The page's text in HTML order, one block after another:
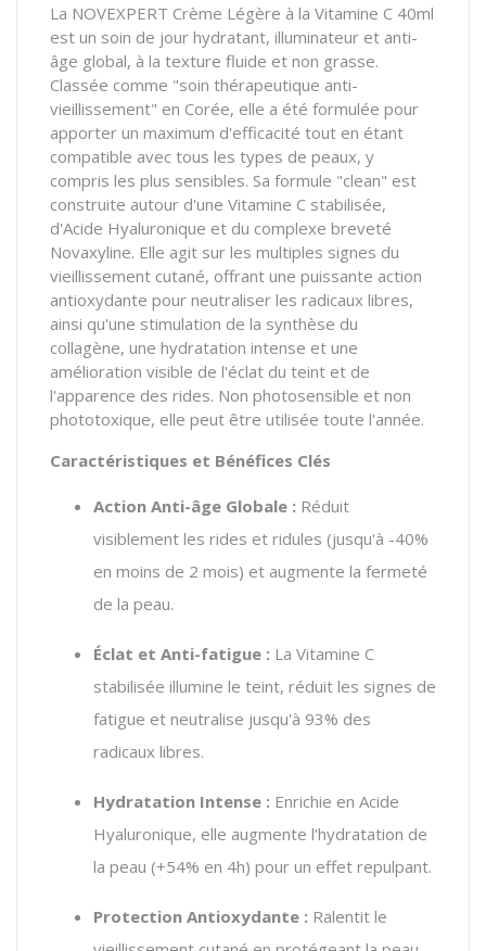
La NOVEXPERT Crème Légère à la Vitamine C 40ml
est un soin de jour hydratant, illuminateur et anti-
âge global, à la texture fluide et non grasse.
Classée comme "soin thérapeutique anti-
vieillissement" en Corée, elle a été formulée pour
apporter un maximum d'efficacité tout en étant
compatible avec tous les types de peaux, y
compris les plus sensibles. Sa formule "clean" est
construite autour d'une Vitamine C stabilisée,
d'Acide Hyaluronique et du complexe breveté
Novaxyline. Elle agit sur les multiples signes du
vieillissement cutané, offrant une puissante action
antioxydante pour neutraliser les radicaux libres,
ainsi qu'une stimulation de la synthèse du
collagène, une hydratation intense et une
amélioration visible de l'éclat du teint et de
l'apparence des rides. Non photosensible et non
phototoxique, elle peut être utilisée toute l'année.
Caractéristiques et Bénéfices Clés
Action Anti-âge Globale : Réduit
visiblement les rides et ridules (jusqu'à -40%
en moins de 2 mois) et augmente la fermeté
de la peau.
Éclat et Anti-fatigue : La Vitamine C
stabilisée illumine le teint, réduit les signes de
fatigue et neutralise jusqu'à 93% des
radicaux libres.
Hydratation Intense : Enrichie en Acide
Hyaluronique, elle augmente l'hydratation de
la peau (+54% en 4h) pour un effet repulpant.
Protection Antioxydante : Ralentit le